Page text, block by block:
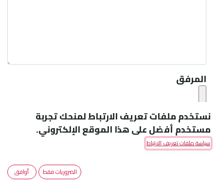
المرفق
إرسال
Amoun Pharmaceutical Co. S.A.E
نستخدم ملفات تعريف الارتباط لمنحك تجربة
مستخدم أفضل على هذا الموقع الإلكتروني.
سياسة ملفات تعريف الارتباط
الضروريات فقط أوافق